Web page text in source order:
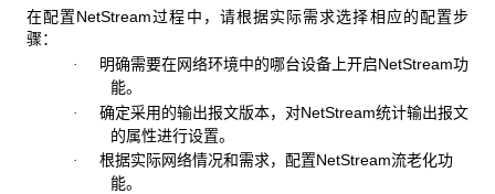
在配置NetStream过程中，请根据实际需求选择相应的配置步
骤：
· 明确需要在网络环境中的哪台设备上开启NetStream功
能。
· 确定采用的输出报文版本，对NetStream统计输出报文
的属性进行设置。
· 根据实际网络情况和需求，配置NetStream流老化功
能。